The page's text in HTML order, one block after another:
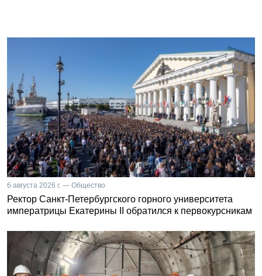
6 августа 2026 г. — Общество
Ректор Санкт-Петербургского горного университета
императрицы Екатерины II обратился к первокурсникам